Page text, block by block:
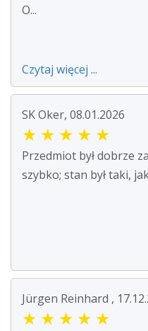
O...
Czytaj więcej ...
SK Oker, 08.01.2026
★ ★ ★ ★ ★
Przedmiot był dobrze
szybko; stan był taki,
Jürgen Reinhard ,
★ ★ ★ ★ ★